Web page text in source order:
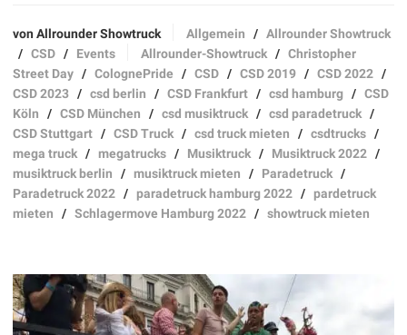
von Allrounder Showtruck Allgemein /Allrounder Showtruck
/CSD / Events Allrounder-Showtruck /Christopher
Street Day /ColognePride /CSD /CSD 2019 /CSD 2022 /
CSD 2023 /csd berlin /CSD Frankfurt /csd hamburg /CSD
Köln /CSD München /csd musiktruck /csd paradetruck /
CSD Stuttgart /CSD Truck /csd truck mieten /csdtrucks /
mega truck /megatrucks / Musiktruck / Musiktruck 2022 /
musiktruck berlin /musiktruck mieten / Paradetruck /
Paradetruck 2022 /paradetruck hamburg 2022 /pardetruck
mieten /Schlagermove Hamburg 2022 /showtruck mieten